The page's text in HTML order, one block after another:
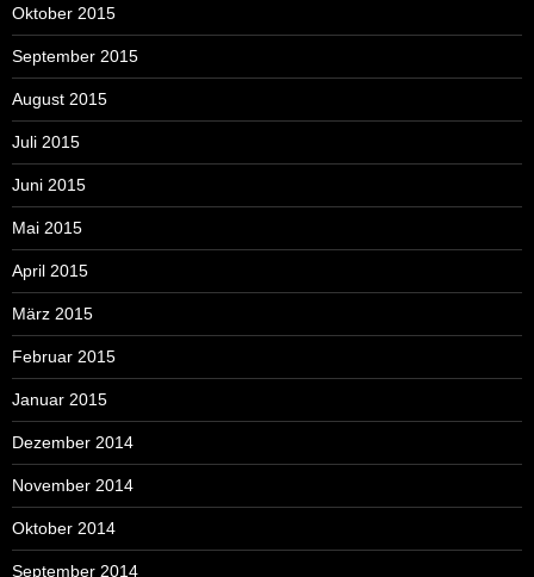
Oktober 2015
September 2015
August 2015
Juli 2015
Juni 2015
Mai 2015
April 2015
März 2015
Februar 2015
Januar 2015
Dezember 2014
November 2014
Oktober 2014
September 2014